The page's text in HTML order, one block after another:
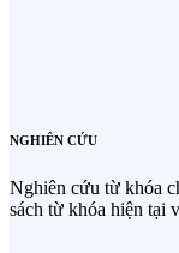
NGHIÊN CỨU
Nghiên cứu từ khóa
sách từ khóa hiện tại